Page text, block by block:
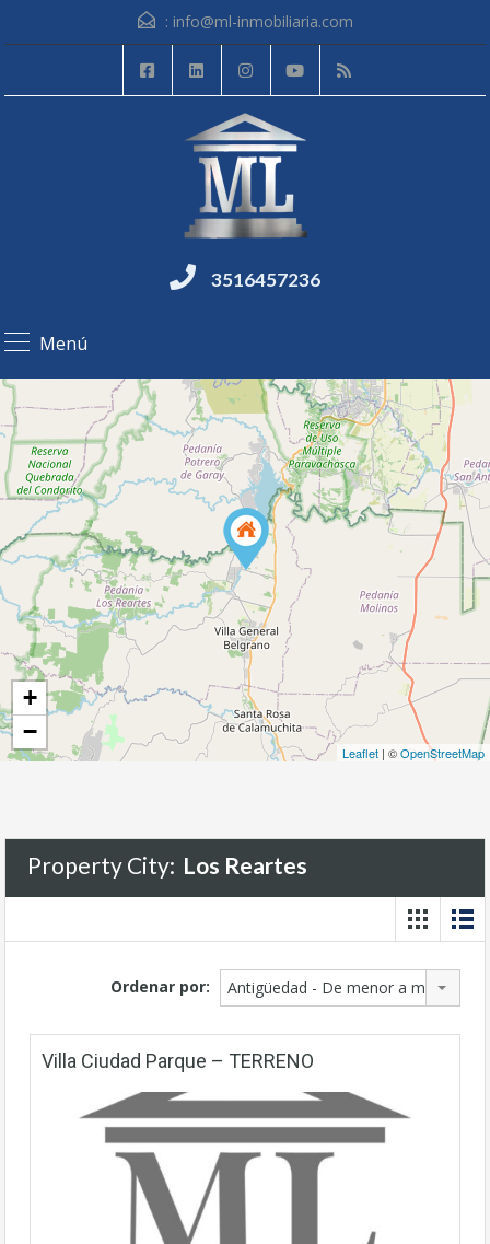
: info@ml-inmobiliaria.com
3516457236
Menú
+
−
Leaflet | ©OpenStreetMap
Property City: Los Reartes
Ordenar por: Antigüedad - De menor a mayor
Villa Ciudad Parque – TERRENO